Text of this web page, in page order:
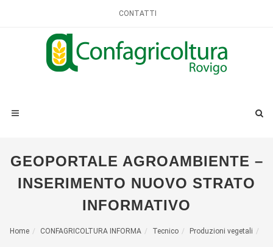
CONTATTI
GEOPORTALE AGROAMBIENTE –
INSERIMENTO NUOVO STRATO
INFORMATIVO
Home CONFAGRICOLTURA INFORMA Tecnico Produzioni vegetali